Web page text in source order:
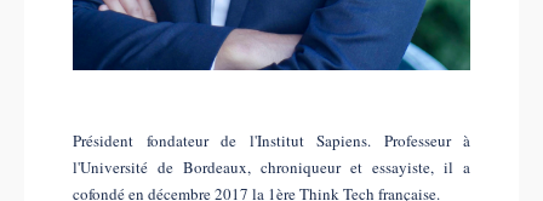
Président fondateur de l'Institut Sapiens. Professeur à
l'Université de Bordeaux, chroniqueur et essayiste, il a
cofondé en décembre 2017 la 1ère Think Tech française.